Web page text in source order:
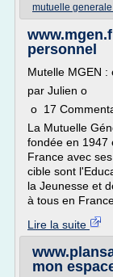
mutuelle
personnel
Mutelle MGEN :
par Julien o
o 17
La Mutuelle
fondée en 1947
France avec
cible sont
la Jeunesse et
à tous en
Lire la suite
mon